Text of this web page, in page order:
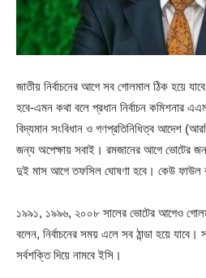
জাতীয় নির্বাচনের আগে সব গোলমাল ঠিক হয়ে
হবে-এমন কথা বলে প্রধান নির্বাচন কমিশনার
বিদ্যমান সংবিধান ও গণপ্রতিনিধিত্ব আদেশ
জন্য অপেক্ষায় সবাই। রমজানের আগে ভোটের
দুই মাস আগে তফসিল ঘোষণা হবে। কেউ ফাউল
১৯৯১, ১৯৯৬, ২০০৮ সালের ভোটের আগেও
বলেন, নির্বাচনের সময় এলে সব ঠান্ডা হয়ে
সর্বশক্তি দিয়ে নামবে ইসি।